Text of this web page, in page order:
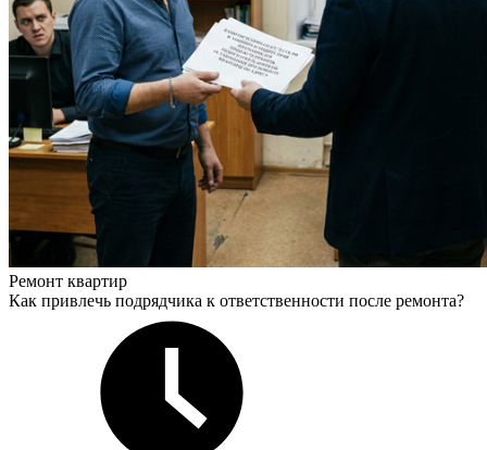
Ремонт квартир
Как привлечь подрядчика к ответственности после ремонта?